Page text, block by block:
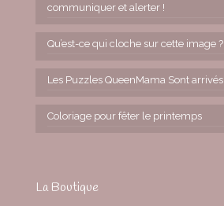
communiquer et alerter !
Qu’est-ce qui cloche sur cette image ?
Les Puzzles QueenMama Sont arrivés
Coloriage pour fêter le printemps
La Boutique